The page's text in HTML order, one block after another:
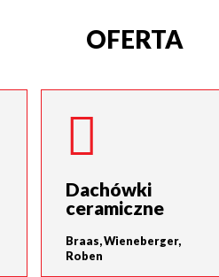
OFERTA
Dachówki
ceramiczne
Braas, Wieneberger,
Roben